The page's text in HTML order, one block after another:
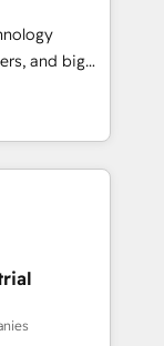
化から、
運用、デー
設計・実装。
たぐDX×AI変
にした情報設
and big
turn
meaningful
than just
we lean
a